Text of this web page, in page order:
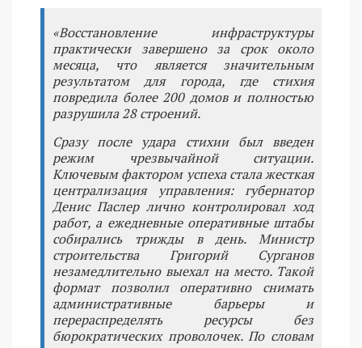
«Восстановление инфраструктуры
практически завершено за срок около
месяца, что является значительным
результатом для города, где стихия
повредила более 200 домов и полностью
разрушила 28 строений.
Сразу после удара стихии был введен
режим чрезвычайной ситуации.
Ключевым фактором успеха стала жесткая
централизация управления: губернатор
Денис Паслер лично контролировал ход
работ, а ежедневные оперативные штабы
собирались трижды в день. Министр
строительства Григорий Сурганов
незамедлительно выехал на место. Такой
формат позволил оперативно снимать
административные барьеры и
перераспределять ресурсы без
бюрократических проволочек. По словам